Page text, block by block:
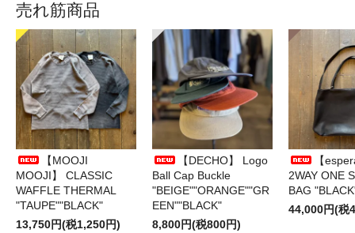
売れ筋商品
【MOOJI
MOOJI】 CLASSIC
WAFFLE THERMAL
"TAUPE""BLACK"
13,750円(税1,250円)
【DECHO】 Logo
Ball Cap Buckle
"BEIGE""ORANGE""GR
EEN""BLACK"
8,800円(税800円)
【
2WAY ONE
BAG
44,000円(税